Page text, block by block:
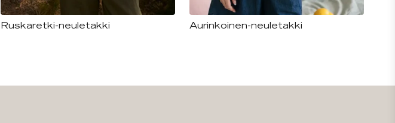
Ruskaretki-neuletakki Aurinkoinen-neuletakki